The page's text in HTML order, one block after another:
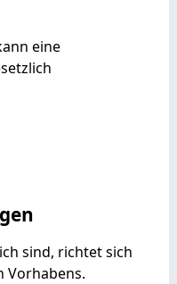
eine
sind, richtet sich
Vorhabens.